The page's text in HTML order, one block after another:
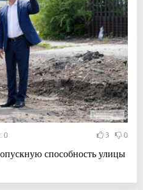
0 3 0
способность улицы